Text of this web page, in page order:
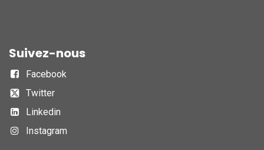
Suivez-nous
Facebook
Twitter
Linkedin
Instagram